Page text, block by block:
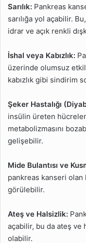
Sarılık: Pankreas
sarılığa yol açabilir.
idrar ve açık renkli
İshal veya Kabızlık:
üzerinde olumsuz
kabızlık gibi sindirim
Şeker Hastalığı
insülin üreten
metabolizmasını
gelişebilir.
Mide Bulantısı ve
pankreas kanseri olan
görülebilir.
Ateş ve Halsizlik:
açabilir, bu da ateş
olabilir.